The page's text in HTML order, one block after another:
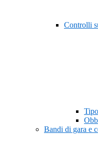
Controlli
Bandi di gara e